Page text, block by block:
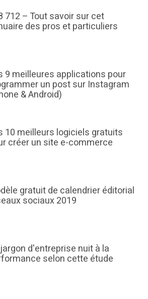
712 – Tout savoir sur cet
des pros et particuliers
9 meilleures applications pour
un post sur Instagram
& Android)
10 meilleurs logiciels gratuits
créer un site e-commerce
gratuit de calendrier éditorial
sociaux 2019
d'entreprise nuit à la
selon cette étude